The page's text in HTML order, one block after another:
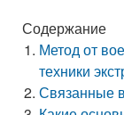
Содержание
Метод от
техники
Связанные